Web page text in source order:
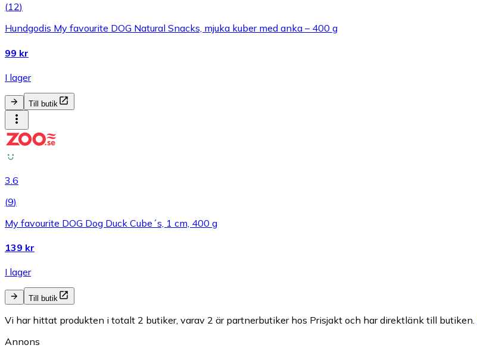
(12)
Hundgodis My favourite DOG Natural Snacks, mjuka kuber med anka – 400 g
99 kr
I lager
Till butik
3.6
(9)
My favourite DOG Dog Duck Cube´s, 1 cm, 400 g
139 kr
I lager
Till butik
Vi har hittat produkten i totalt 2 butiker, varav 2 är partnerbutiker hos Prisjakt och har direktlänk till butiken.
Annons